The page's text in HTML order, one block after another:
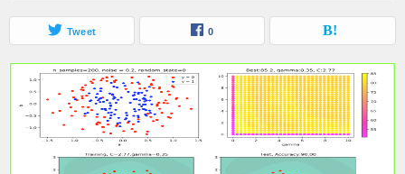
Tweet 0